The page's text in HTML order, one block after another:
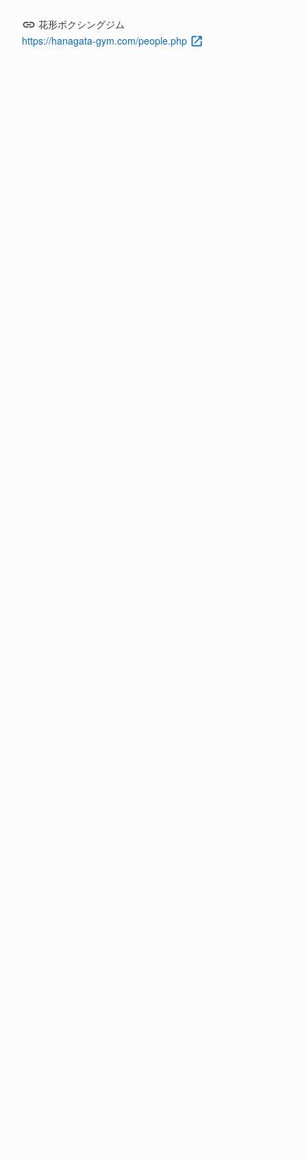
花形ボクシングジム
https://hanagata-gym.com/people.php